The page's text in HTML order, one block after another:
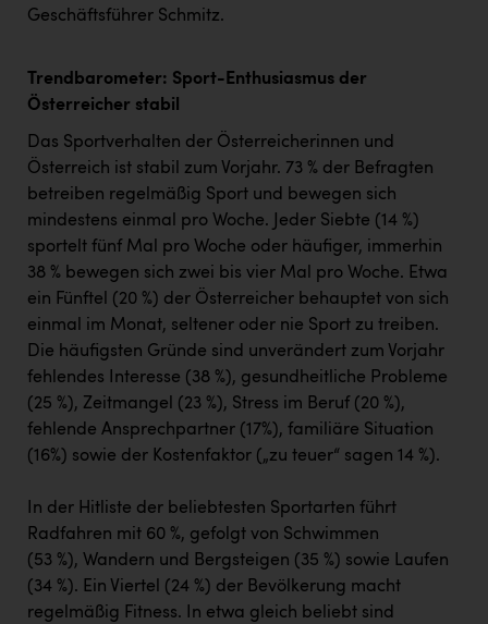
Geschäftsführer Schmitz.
Trendbarometer: Sport-Enthusiasmus der
Österreicher stabil
Das Sportverhalten der Österreicherinnen und
Österreich ist stabil zum Vorjahr. 73 % der Befragten
betreiben regelmäßig Sport und bewegen sich
mindestens einmal pro Woche. Jeder Siebte (14 %)
sportelt fünf Mal pro Woche oder häufiger, immerhin
38 % bewegen sich zwei bis vier Mal pro Woche. Etwa
ein Fünftel (20 %) der Österreicher behauptet von sich
einmal im Monat, seltener oder nie Sport zu treiben.
Die häufigsten Gründe sind unverändert zum Vorjahr
fehlendes Interesse (38 %), gesundheitliche Probleme
(25 %), Zeitmangel (23 %), Stress im Beruf (20 %),
fehlende Ansprechpartner (17%), familiäre Situation
(16%) sowie der Kostenfaktor („zu teuer“ sagen 14 %).
In der Hitliste der beliebtesten Sportarten führt
Radfahren mit 60 %, gefolgt von Schwimmen
(53 %), Wandern und Bergsteigen (35 %) sowie Laufen
(34 %). Ein Viertel (24 %) der Bevölkerung macht
regelmäßig Fitness. In etwa gleich beliebt sind